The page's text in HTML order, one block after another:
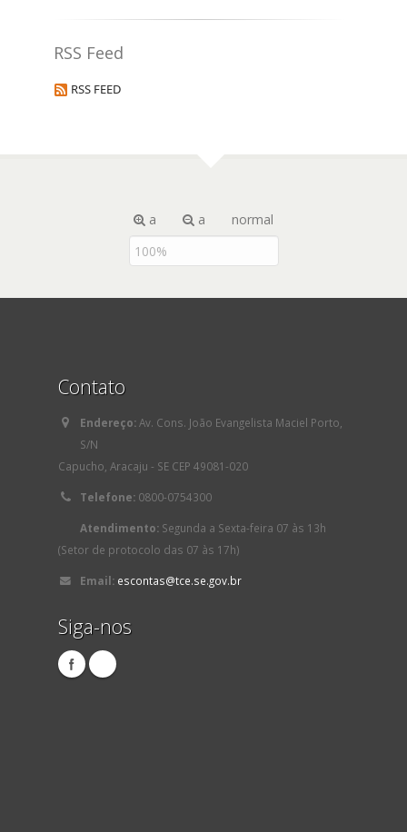
RSS Feed
RSS FEED
a a normal
Contato
Endereço:Av. Cons. João Evangelista Maciel Porto,
S/N
Capucho, Aracaju - SE CEP 49081-020
Telefone: 0800-0754300
Atendimento: Segunda a Sexta-feira 07 às 13h
(Setor de protocolo das 07 às 17h)
Email: escontas@tce.se.gov.br
Siga-nos